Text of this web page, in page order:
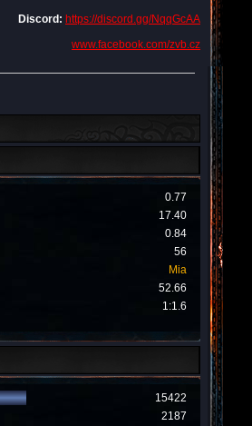
Discord: https://discord.gg/NqqGcAA
www.facebook.com/zvb.cz
0.77
17.40
0.84
56
Mia
52.66
1:1.6
15422
2187